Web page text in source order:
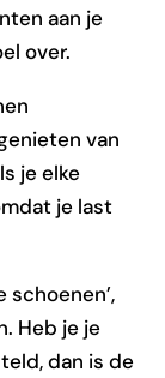
aan je
over.
van
je elke
je last
schoenen’,
Heb je je
dan is de